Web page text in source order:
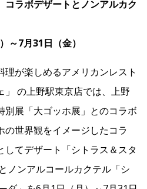
ー 株式情報 電子公告
お問い合わせ 免責事項
ラボデザートとノンアルカク
～7月31日（金）
が楽しめるアメリカンレスト
」 の上野駅東京店では、上野
別展「大ゴッホ展」とのコラボ
の世界観をイメージしたコラ
てデザート「シトラス＆スタ
ノンアルコールカクテル「シ